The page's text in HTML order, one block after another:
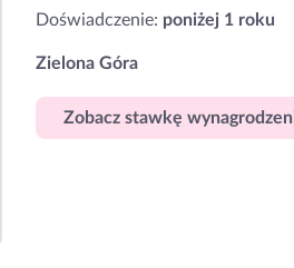
Doświadczenie: poniżej 1 roku
Zielona Góra
Zobacz stawkę